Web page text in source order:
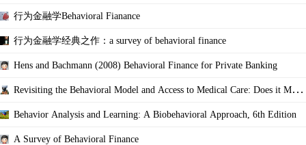
行为金融学Behavioral Fianance
行为金融学经典之作：a survey of behavioral finance
Hens and Bachmann (2008) Behavioral Finance for Private Banking
Revisiting the Behavioral Model and Access to Medical Care: Does it Matte
Behavior Analysis and Learning: A Biobehavioral Approach, 6th Edition
A Survey of Behavioral Finance